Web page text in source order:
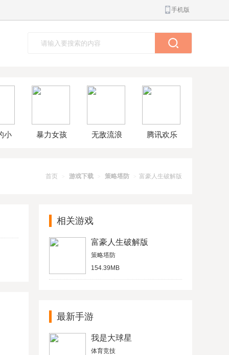
手机版
小 暴力女孩
化版
无敌流浪 腾讯欢乐
版
首页 > 游戏下载 > 策略塔防 > 富豪人生破解版
相关游戏
富豪人生破解版
策略塔防
154.39MB
最新手游
我是大球星
体育竞技